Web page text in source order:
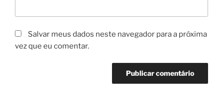
Salvar meus dados neste navegador para a próxima
vez que eu comentar.